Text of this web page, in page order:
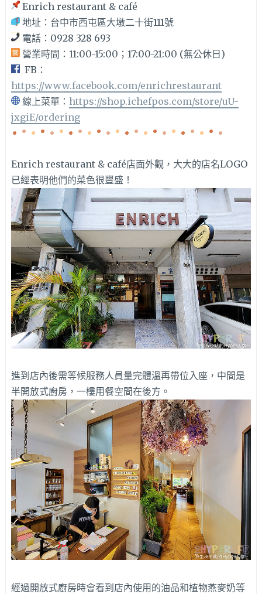
Enrich restaurant & café
地址：台中市西屯區大墩二十街111號
電話：0928 328 693
營業時間： 11:00-15:00；17:00-21:00 (無公休日)
FB：
https://www.facebook.com/enrichrestaurant
線上菜單： https://shop.ichefpos.com/store/uU-
jxgiE/ordering
Enrich restaurant & café店面外觀，大大的店名LOGO
已經表明他們的菜色很豐盛！
進到店內後需等候服務人員量完體溫再帶位入座，中間是
半開放式廚房，一樓用餐空間在後方。
經過開放式廚房時會看到店內使用的油品和植物燕麥奶等